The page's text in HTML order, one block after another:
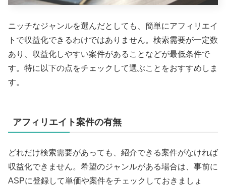
ニッチなジャンルを選んだとしても、簡単にアフィリエイ
トで収益化できるわけではありません。検索需要が一定数
あり、収益化しやすい案件があることなどが最低条件で
す。特に以下の点をチェックして選ぶことをおすすめしま
す。
アフィリエイト案件の有無
どれだけ検索需要があっても、紹介できる案件がなければ
収益化できません。希望のジャンルがある場合は、事前に
ASPに登録して単価や案件をチェックしておきましょ